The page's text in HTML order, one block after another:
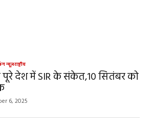
न्यूज़राष्ट्रीय
देश में SIR के संकेत,10 सितंबर को
6, 2025